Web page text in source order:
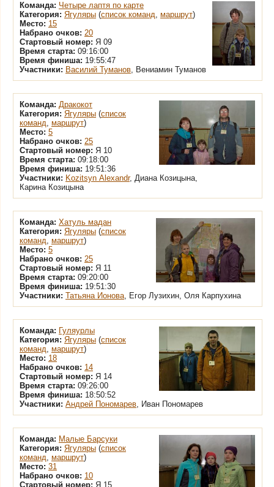
Команда: Четыре лаптя по карте
Категория: Ягуляры (список команд, маршрут)
Место: 15
Набрано очков: 20
Стартовый номер: Я 09
Время старта: 09:16:00
Время финиша: 19:55:47
Участники: Василий Туманов, Вениамин Туманов
Команда: Дракокот
Категория: Ягуляры (список
команд, маршрут)
Место: 5
Набрано очков: 25
Стартовый номер: Я 10
Время старта: 09:18:00
Время финиша: 19:51:36
Участники: Kozitsyn Alexandr, Диана Козицына,
Карина Козицына
Команда: Хатуль мадан
Категория: Ягуляры (список
команд, маршрут)
Место: 5
Набрано очков: 25
Стартовый номер: Я 11
Время старта: 09:20:00
Время финиша: 19:51:30
Участники: Татьяна Ионова, Егор Лузихин, Оля Карпухина
Команда: Гуляурлы
Категория: Ягуляры (список
команд, маршрут)
Место: 18
Набрано очков: 14
Стартовый номер: Я 14
Время старта: 09:26:00
Время финиша: 18:50:52
Участники: Андрей Пономарев, Иван Пономарев
Команда: Малые Барсуки
Категория: Ягуляры (список
команд, маршрут)
Место: 31
Набрано очков: 10
Стартовый номер: Я 15